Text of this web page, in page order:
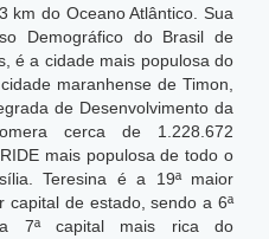
km do Oceano Atlântico. Sua
Demográfico do Brasil de
é a cidade mais populosa do
maranhense de Timon,
de Desenvolvimento da
cerca de 1.228.672
mais populosa de todo o
Teresina é a 19ª maior
capital de estado, sendo a 6ª
7ª capital mais rica do